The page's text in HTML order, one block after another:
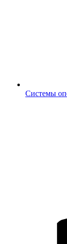
Системы